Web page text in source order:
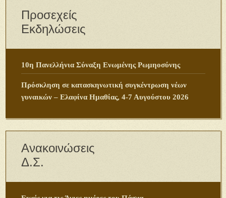
Προσεχείς
Εκδηλώσεις
10η Πανελλήνια Σύναξη Ενωμένης Ρωμηοσύνης
Πρόσκληση σε κατασκηνωτική συγκέντρωση νέων
γυναικών – Ελαφίνα Ημαθίας, 4-7 Αυγούστου 2026
Ανακοινώσεις
Δ.Σ.